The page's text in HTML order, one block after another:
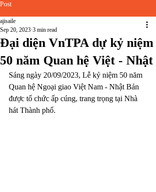
Post
Đại diện VnTPA dự kỷ niệm
50 năm Quan hệ Việt - Nhật
ajisaile
Sep 20, 2023 3 min read
Sáng ngày 20/09/2023, Lễ kỷ niệm 50 năm
Quan hệ Ngoại giao Việt Nam - Nhật Bản
được tổ chức ấp cúng, trang trọng tại Nhà
hát Thành phố.